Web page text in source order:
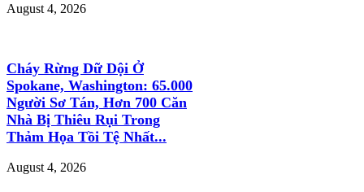
August 4, 2026
Cháy Rừng Dữ Dội Ở
Spokane, Washington: 65.000
Người Sơ Tán, Hơn 700 Căn
Nhà Bị Thiêu Rụi Trong
Thảm Họa Tồi Tệ Nhất...
August 4, 2026